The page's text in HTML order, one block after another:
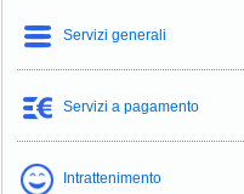
Servizi generali
Servizi a pagamento
Intrattenimento